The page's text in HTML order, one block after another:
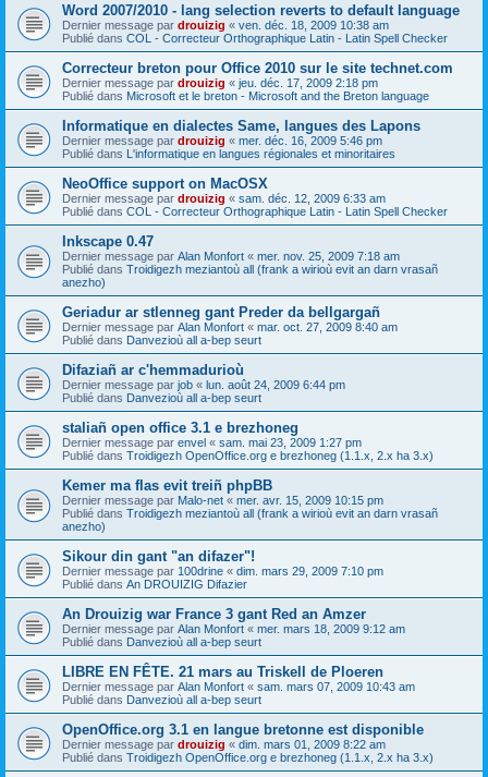
Word 2007/2010 - lang selection reverts to default language
Dernier message par drouizig « ven. déc. 18, 2009 10:38 am
Publié dans COL - Correcteur Orthographique Latin - Latin Spell Checker
Correcteur breton pour Office 2010 sur le site technet.com
Dernier message par drouizig « jeu. déc. 17, 2009 2:18 pm
Publié dans Microsoft et le breton - Microsoft and the Breton language
Informatique en dialectes Same, langues des Lapons
Dernier message par drouizig « mer. déc. 16, 2009 5:46 pm
Publié dans L'informatique en langues régionales et minoritaires
NeoOffice support on MacOSX
Dernier message par drouizig « sam. déc. 12, 2009 6:33 am
Publié dans COL - Correcteur Orthographique Latin - Latin Spell Checker
Inkscape 0.47
Dernier message par Alan Monfort « mer. nov. 25, 2009 7:18 am
Publié dans Troidigezh meziantoù all (frank a wirioù evit an darn vrasañ
anezho)
Geriadur ar stlenneg gant Preder da bellgargañ
Dernier message par Alan Monfort « mar. oct. 27, 2009 8:40 am
Publié dans Danvezioù all a-bep seurt
Difaziañ ar c'hemmadurioù
Dernier message par job « lun. août 24, 2009 6:44 pm
Publié dans Danvezioù all a-bep seurt
staliañ open office 3.1 e brezhoneg
Dernier message par envel « sam. mai 23, 2009 1:27 pm
Publié dans Troidigezh OpenOffice.org e brezhoneg (1.1.x, 2.x ha 3.x)
Kemer ma flas evit treiñ phpBB
Dernier message par Malo-net « mer. avr. 15, 2009 10:15 pm
Publié dans Troidigezh meziantoù all (frank a wirioù evit an darn vrasañ
anezho)
Sikour din gant "an difazer"!
Dernier message par 100drine « dim. mars 29, 2009 7:10 pm
Publié dans An DROUIZIG Difazier
An Drouizig war France 3 gant Red an Amzer
Dernier message par Alan Monfort « mer. mars 18, 2009 9:12 am
Publié dans Danvezioù all a-bep seurt
LIBRE EN FÊTE. 21 mars au Triskell de Ploeren
Dernier message par Alan Monfort « sam. mars 07, 2009 10:43 am
Publié dans Danvezioù all a-bep seurt
OpenOffice.org 3.1 en langue bretonne est disponible
Dernier message par drouizig « dim. mars 01, 2009 8:22 am
Publié dans Troidigezh OpenOffice.org e brezhoneg (1.1.x, 2.x ha 3.x)